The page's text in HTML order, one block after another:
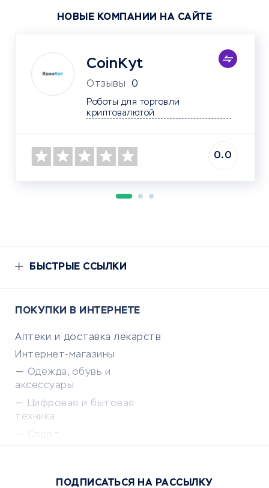
НОВЫЕ КОМПАНИИ НА САЙТЕ
CoinKyt
Отзывы 0
Роботы для торговли
0.0
БЫСТРЫЕ ССЫЛКИ
ПОКУПКИ В ИНТЕРНЕТЕ
Аптеки и доставка лекарств
Интернет-магазины
Одежда, обувь и
аксессуары
Цифровая и бытовая
техника
ПОДПИСАТЬСЯ НА РАССЫЛКУ